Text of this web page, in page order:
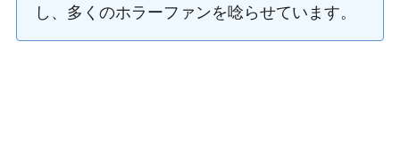
し、多くのホラーファンを唸らせています。